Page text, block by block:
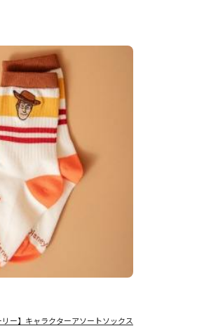
リー】キャラクターアソートソックス